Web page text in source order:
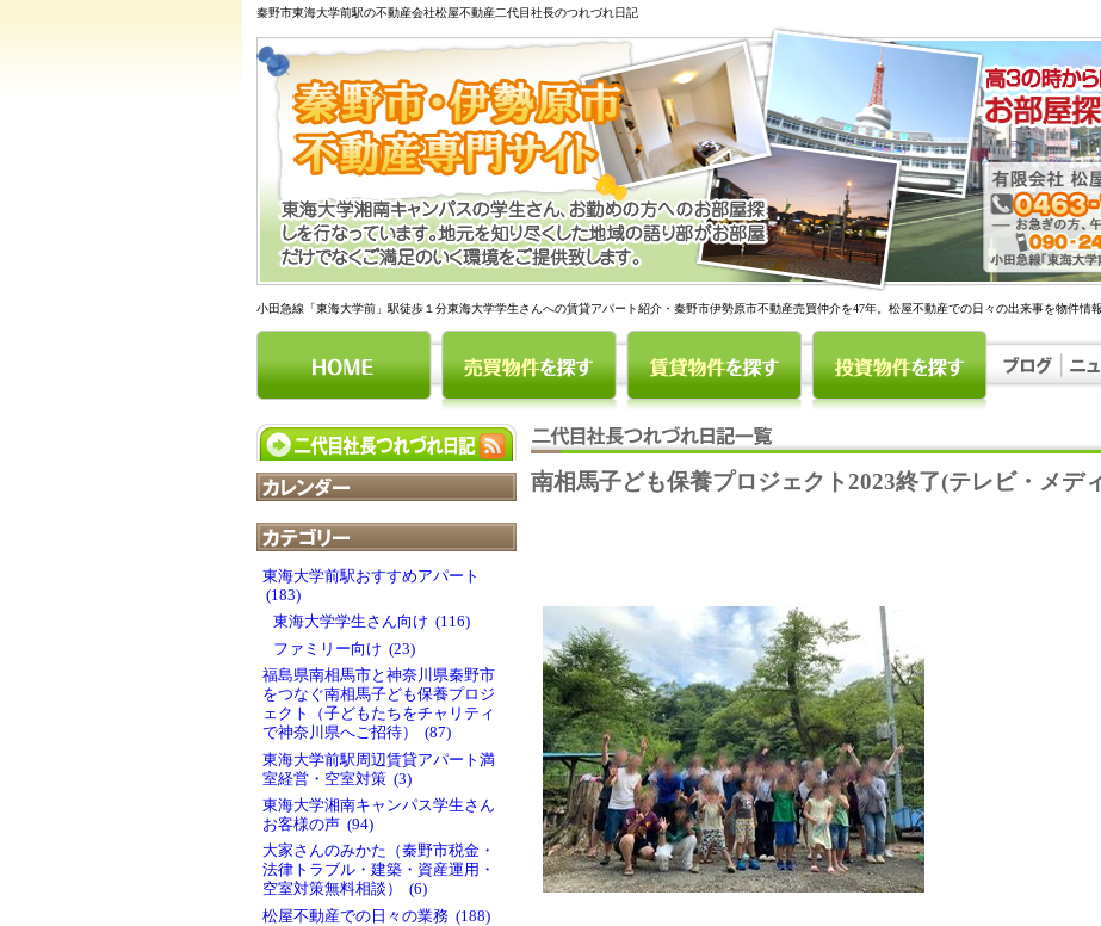
秦野市東海大学前駅の不動産会社松屋不動産二代目社長のつれづれ日記
小田急線「東海大学前」駅徒歩１分東海大学学生さんへの賃貸アパート紹介・秦野市伊勢原市不動産売買仲介を47年。松屋不動産での日々の出来事を物件情
南相馬子ども保養プロジェクト2023終了(テレビ・メデ
東海大学前駅おすすめアパート
(183)
東海大学学生さん向け (116)
ファミリー向け (23)
福島県南相馬市と神奈川県秦野市
をつなぐ南相馬子ども保養プロジ
ェクト（子どもたちをチャリティ
で神奈川県へご招待） (87)
東海大学前駅周辺賃貸アパート満
室経営・空室対策 (3)
東海大学湘南キャンパス学生さん
お客様の声 (94)
大家さんのみかた（秦野市税金・
法律トラブル・建築・資産運用・
空室対策無料相談） (6)
松屋不動産での日々の業務 (188)